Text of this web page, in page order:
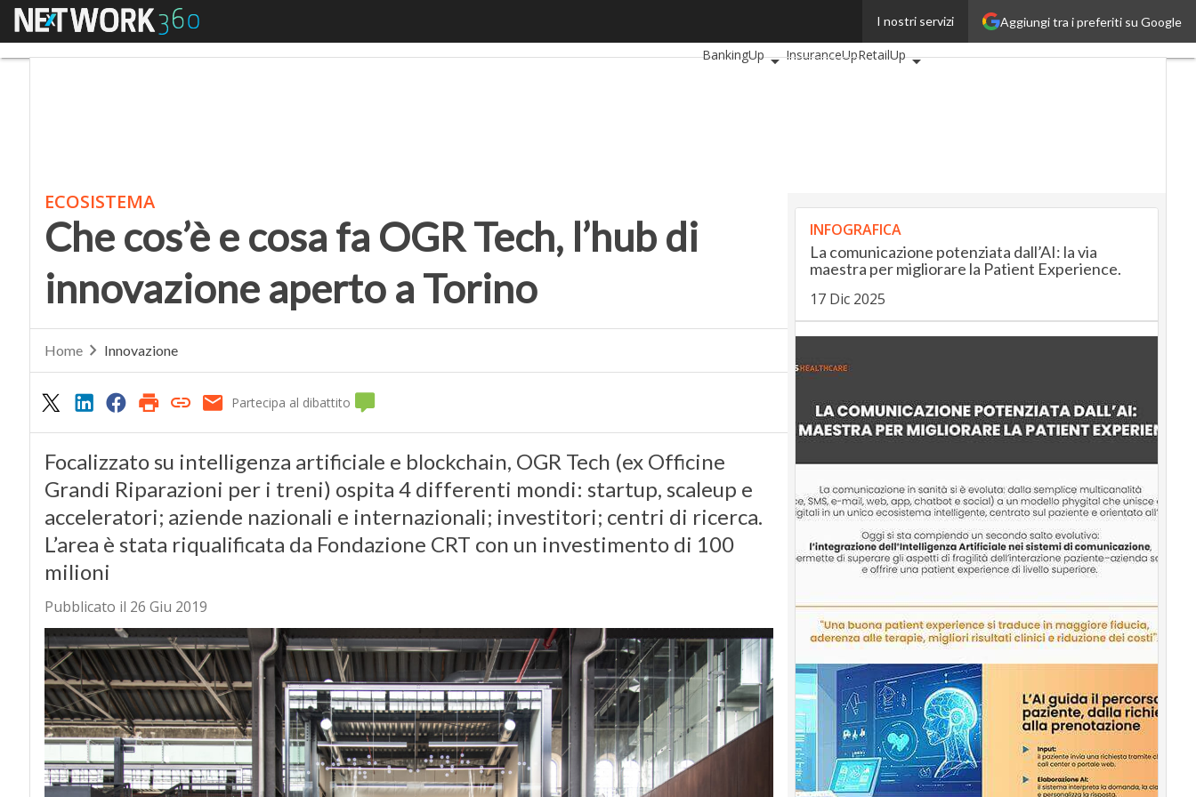
Aggiungi tra i preferiti su Google
I nostri servizi
Menu
BankingUp
InsuranceUpRetailUp
ECOSISTEMA
Che cos’è e cosa fa OGR Tech, l’hub di
innovazione aperto a Torino
Home Innovazione
Partecipa al dibattito
Focalizzato su intelligenza artificiale e blockchain, OGR Tech (ex Officine
Grandi Riparazioni per i treni) ospita 4 differenti mondi: startup, scaleup e
acceleratori; aziende nazionali e internazionali; investitori; centri di ricerca.
L’area è stata riqualificata da Fondazione CRT con un investimento di 100
milioni
Pubblicato il 26 Giu 2019
INFOGRAFICA
La comunicazione potenziata dall’AI: la via
maestra per migliorare la Patient Experience.
17 Dic 2025